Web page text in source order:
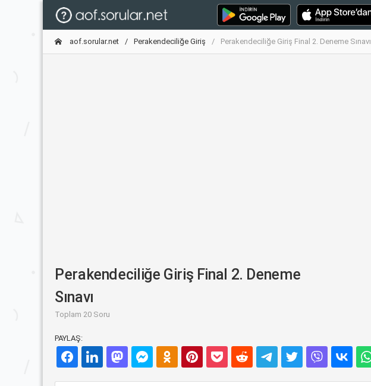
aof.sorular.net Perakendeciliğe Giriş Perakendeciliğe Giriş Final 2. Deneme Sınavı
Perakendeciliğe Giriş Final 2. Deneme
Sınavı
Toplam 20 Soru
PAYLAŞ: